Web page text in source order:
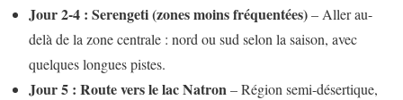
Jour 2-4 : Serengeti (zones moins fréquentées)– Aller au-
delà de la zone centrale : nord ou sud selon la saison, avec
quelques longues pistes.
Jour 5 : Route vers le lac Natron– Région semi-désertique,